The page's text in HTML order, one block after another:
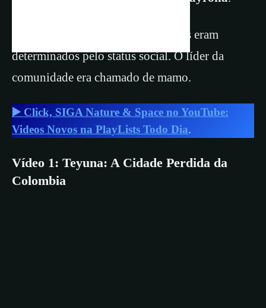
A localização e o tamanho das casas eram
determinados pelo status social. O líder da
comunidade era chamado de mamo.
▶️ Click, SIGA Nature & Space no YouTube:
Videos Novos na PlayLists Todo Dia.
Vídeo 1: Teyuna: A Cidade Perdida da
Colombia